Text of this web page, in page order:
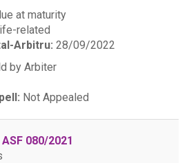
at maturity
related
Arbitru: 28/09/2022
by Arbiter
Not Appealed
ASF 080/2021